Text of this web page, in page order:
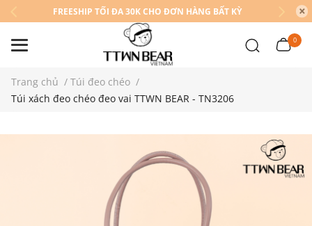
FREESHIP TỐI ĐA 30K CHO ĐƠN HÀNG BẤT KỲ
0
Trang chủ / Túi đeo chéo /
Túi xách đeo chéo đeo vai TTWN BEAR - TN3206